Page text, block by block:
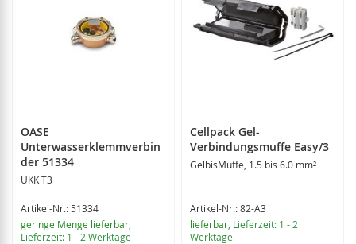
OASE
Unterwasserklemmverbin
der 51334
UKK T3
Artikel-Nr.: 51334
geringe Menge lieferbar
Lieferzeit: 1 - 2 Werktage
Cellpack Gel-
Verbindungsmuffe Easy/3
GelbisMuffe, 1.5 bis 6.0 mm²
Artikel-Nr.: 82-A3
lieferbar , Lieferzeit: 1 - 2
Werktage